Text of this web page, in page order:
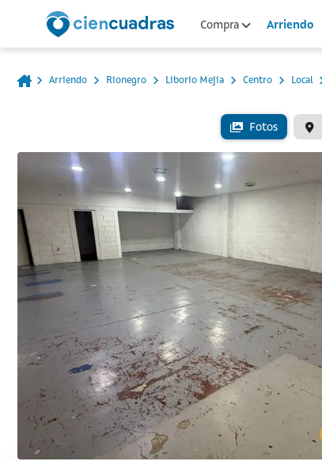
Compra Arriendo
Arriendo Rionegro Liborio Mejia Centro Local
Fotos